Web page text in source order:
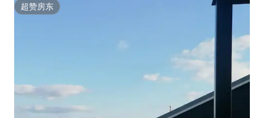
超赞房东
超赞房东